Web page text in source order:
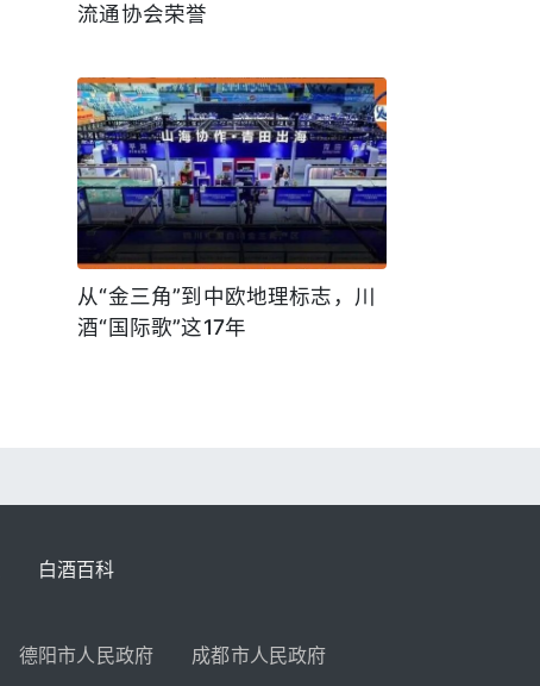
流通协会荣誉
从“金三角”到中欧地理标志，川
酒“国际歌”这17年
白酒百科
德阳市人民政府 成都市人民政府